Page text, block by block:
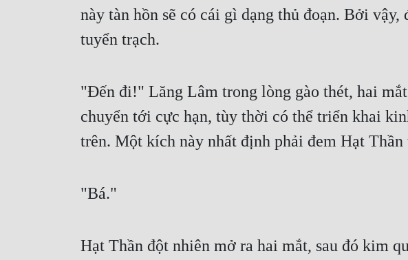
này tàn hồn sẽ có cái gì dạng thủ đoạn. Bởi
tuyển trạch.
"Đến đi!" Lăng Lâm trong lòng gào thét, hai
chuyển tới cực hạn, tùy thời có thể triển khai
trên. Một kích này nhất định phải đem Hạt
"Bá."
Hạt Thần đột nhiên mở ra hai mắt, sau đó kim